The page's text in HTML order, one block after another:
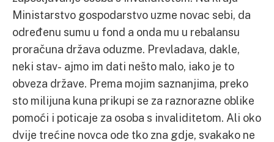
Ministarstvo gospodarstvo uzme novac sebi, da
određenu sumu u fond a onda mu u rebalansu
proračuna država oduzme. Prevladava, dakle,
neki stav- ajmo im dati nešto malo, iako je to
obveza države. Prema mojim saznanjima, preko
sto milijuna kuna prikupi se za raznorazne oblike
pomoći i poticaje za osoba s invaliditetom. Ali oko
dvije trećine novca ode tko zna gdje, svakako ne